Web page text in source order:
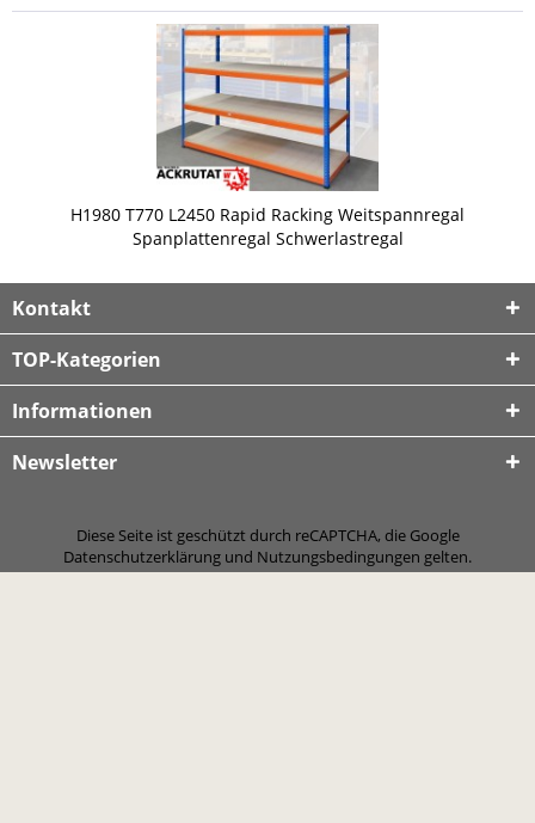
H1980 T770 L2450 Rapid Racking Weitspannregal
Spanplattenregal Schwerlastregal
Kontakt
TOP-Kategorien
Informationen
Newsletter
Diese Seite ist geschützt durch reCAPTCHA, die Google
Datenschutzerklärung und Nutzungsbedingungen gelten.